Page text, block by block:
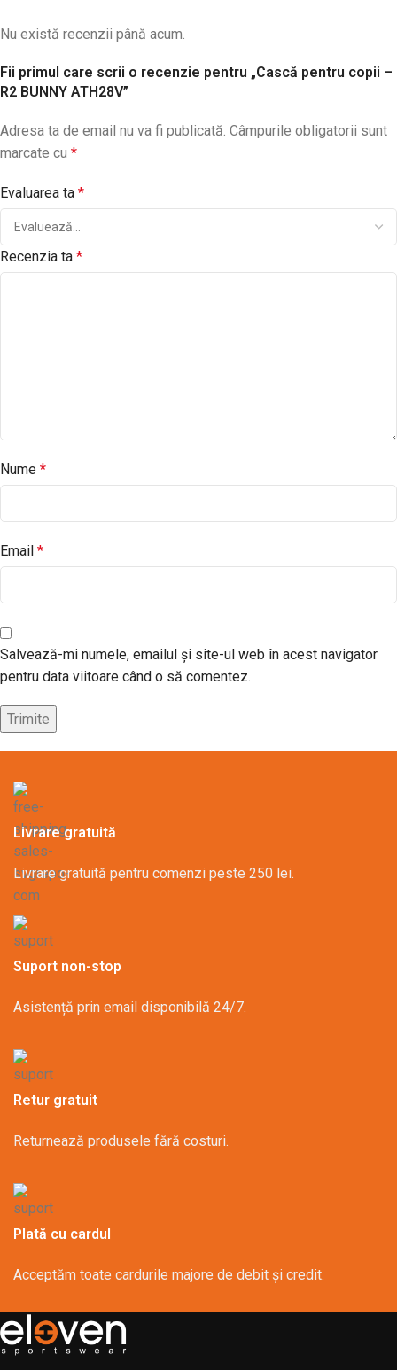
Nu există recenzii până acum.
Fii primul care scrii o recenzie pentru „Cască pentru copii –
R2 BUNNY ATH28V”
Adresa ta de email nu va fi publicată. Câmpurile obligatorii sunt
marcate cu *
Evaluarea ta *
Recenzia ta *
Nume *
Email *
Salvează-mi numele, emailul și site-ul web în acest navigator
pentru data viitoare când o să comentez.
Livrare gratuită
Livrare gratuită pentru comenzi peste 250 lei.
Suport non-stop
Asistență prin email disponibilă 24/7.
Retur gratuit
Returnează produsele fără costuri.
Plată cu cardul
Acceptăm toate cardurile majore de debit și credit.